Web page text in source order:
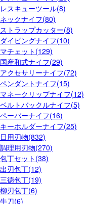
レスキューツール(8)
ネックナイフ(80)
ストラップカッター(8)
ダイビングナイフ(10)
マチェット(129)
国産和式ナイフ(29)
アクセサリーナイフ(72)
ペンダントナイフ(15)
マネークリップナイフ(12)
ベルトバックルナイフ(5)
ペーパーナイフ(16)
キーホルダーナイフ(25)
日用刃物(832)
調理用刃物(270)
包丁セット(38)
出刃包丁(12)
三徳包丁(19)
柳刃包丁(6)
牛刀(6)